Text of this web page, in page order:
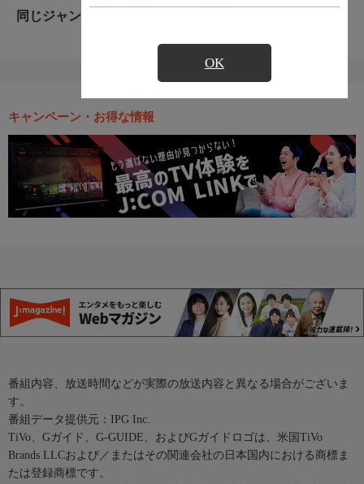
OK
同じジャンルのおすすめ番組
キャンペーン・お得な情報
番組内容、放送時間などが実際の放送内容と異なる場合がございま
す。
番組データ提供元：IPG Inc.
TiVo、Gガイド、G-GUIDE、およびGガイドロゴは、米国TiVo
Brands LLCおよび／またはその関連会社の日本国内における商標ま
たは登録商標です。